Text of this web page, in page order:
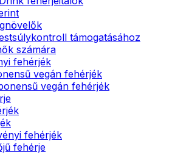
támogatásához
számára
fehérjék
vegán fehérjék
vegán fehérjék
fehérjék
fehérje